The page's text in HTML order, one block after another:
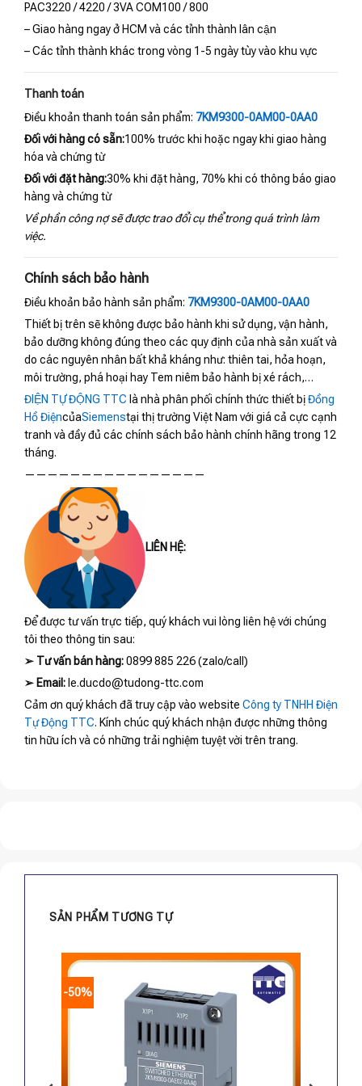
PAC3220 / 4220 / 3VA COM100 / 800
– Giao hàng ngay ở HCM và các tỉnh thành lân cận
– Các tỉnh thành khác trong vòng 1-5 ngày tùy vào khu vực
Thanh toán
Điều khoản thanh toán sản phẩm: 7KM9300-0AM00-0AA0
Đối với hàng có sẵn:100% trước khi hoặc ngay khi giao hàng
hóa và chứng từ
Đối với đặt hàng:30% khi đặt hàng, 70% khi có thông báo giao
hàng và chứng từ
Về phần công nợ sẽ được trao đổi cụ thể trong quá trình làm
việc.
Chính sách bảo hành
Điều khoản bảo hành sản phẩm: 7KM9300-0AM00-0AA0
Thiết bị trên sẽ không được bảo hành khi sử dụng, vận hành,
bảo dưỡng không đúng theo các quy định của nhà sản xuất và
do các nguyên nhân bất khả kháng như: thiên tai, hỏa hoạn,
môi trường, phá hoại hay Tem niêm bảo hành bị xé rách,…
ĐIỆN TỰ ĐỘNG TTC là nhà phân phối chính thức thiết bịĐồng
Hồ ĐiệncủaSiemenstại thị trường Việt Nam với giá cả cực cạnh
tranh và đầy đủ các chính sách bảo hành chính hãng trong 12
tháng.
————————————————
LIÊN HỆ:
Để được tư vấn trực tiếp, quý khách vui lòng liên hệ với chúng
tôi theo thông tin sau:
➢ Tư vấn bán hàng:0899 885 226 (zalo/call)
➢ Email: le.ducdo@tudong-ttc.com
Cảm ơn quý khách đã truy cập vào website Công ty TNHH Điện
Tự Động TTC. Kính chúc quý khách nhận được những thông
tin hữu ích và có những trải nghiệm tuyệt vời trên trang.
SẢN PHẨM TƯƠNG TỰ
-50%